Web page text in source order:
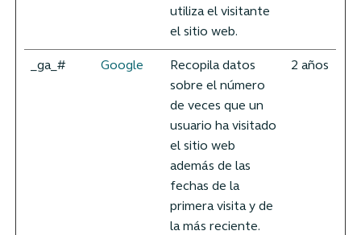
utiliza el visitante
el sitio web.
_ga_# Google
Recopila datos
sobre el número
de veces que un
usuario ha visitado
el sitio web
además de las
fechas de la
primera visita y de
la más reciente.
2 años